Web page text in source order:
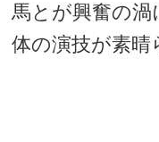
馬とが興奮の渦
体の演技が素晴